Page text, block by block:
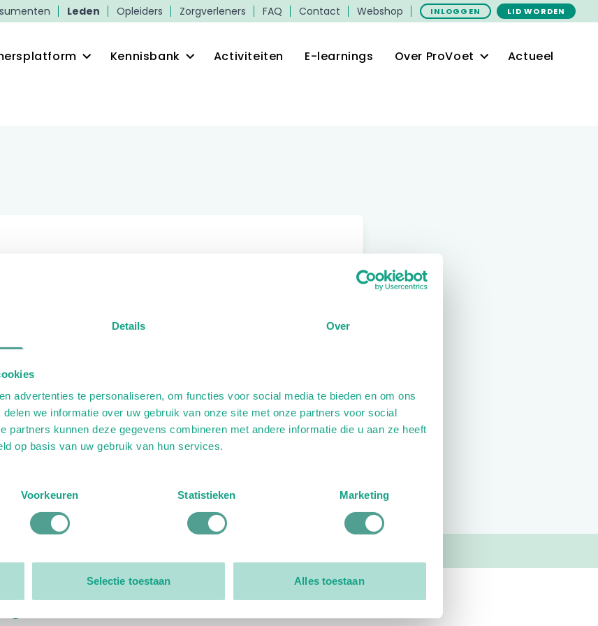
Details Over
advertenties te personaliseren, om functies voor social media te bieden en om ons
we informatie over uw gebruik van onze site met onze partners voor social
partners kunnen deze gegevens combineren met andere informatie die u aan ze heeft
op basis van uw gebruik van hun services.
Voorkeuren Statistieken Marketing
Selectie toestaan Alles toestaan
Leden Opleiders Zorgverleners FAQ Contact Webshop INLOGGEN LID WORDEN
Kennisbank Activiteiten E-learnings Over ProVoet Actueel
Contact